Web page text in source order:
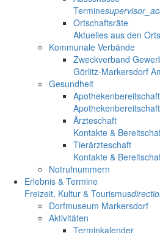
Termine
Ortschaftsräte
Aktuelles aus den
Kommunale Verbände
Zweckverband
Görlitz-Markersdorf
Gesundheit
Apothekenbereitschaft
Ärzteschaft
Kontakte &
Tierärzteschaft
Kontakte &
Notrufnummern
Erlebnis & Termine
Freizeit, Kultur & Tourismus
Dorfmuseum Markersdorf
Aktivitäten
Terminkalender